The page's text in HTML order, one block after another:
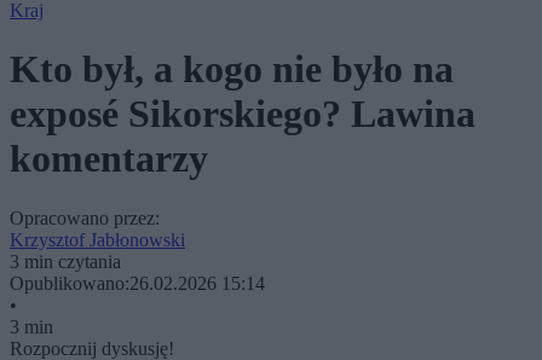
Kraj
Kto był, a kogo nie było na
exposé Sikorskiego? Lawina
komentarzy
Opracowano przez:
Krzysztof Jabłonowski
3 min czytania
Opublikowano:26.02.2026 15:14
•
3 min
Rozpocznij dyskusję!